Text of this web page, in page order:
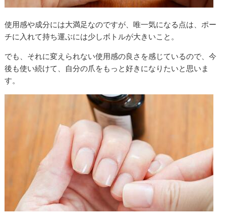
使用感や成分には大満足なのですが、唯一気になる点は、ポー
チに入れて持ち運ぶには少しボトルが大きいこと。
でも、それに変えられない使用感の良さを感じているので、今
後も使い続けて、自分の爪をもっと好きになりたいと思いま
す。